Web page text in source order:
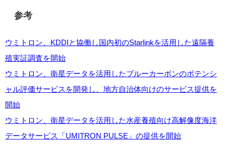
参考
ウミトロン、KDDIと協働し国内初のStarlinkを活用した遠隔養
殖実証調査を開始
ウミトロン、衛星データを活用したブルーカーボンのポテンシ
ャル評価サービスを開発し、地方自治体向けのサービス提供を
開始
ウミトロン、衛星データを活用した水産養殖向け高解像度海洋
データサービス「UMITRON PULSE」の提供を開始